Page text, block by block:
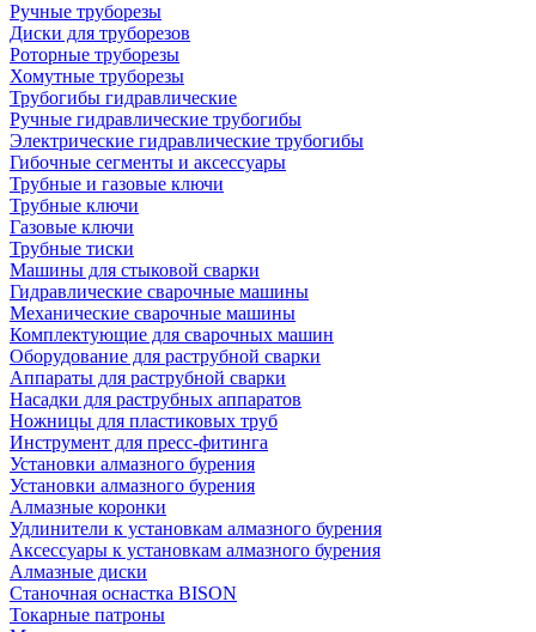
Ручные труборезы
Диски для труборезов
Роторные труборезы
Хомутные труборезы
Трубогибы гидравлические
Ручные гидравлические трубогибы
Электрические гидравлические трубогибы
Гибочные сегменты и аксессуары
Трубные и газовые ключи
Трубные ключи
Газовые ключи
Трубные тиски
Машины для стыковой сварки
Гидравлические сварочные машины
Механические сварочные машины
Комплектующие для сварочных машин
Оборудование для раструбной сварки
Аппараты для раструбной сварки
Насадки для раструбных аппаратов
Ножницы для пластиковых труб
Инструмент для пресс-фитинга
Установки алмазного бурения
Установки алмазного бурения
Алмазные коронки
Удлинители к установкам алмазного бурения
Аксессуары к установкам алмазного бурения
Алмазные диски
Станочная оснастка BISON
Токарные патроны